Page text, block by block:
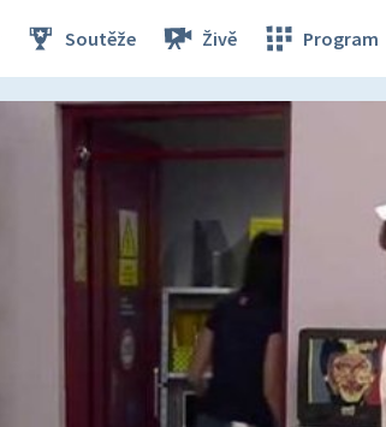
Soutěže Živě Program